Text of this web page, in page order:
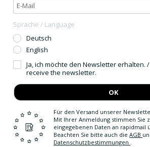
Sprache / Language
Deutsch
English
Ja, ich möchte den Newsletter erhalten.
receive the newsletter.
OK
Für den Versand unserer
Mit Ihrer Anmeldung stimmen Sie
eingegebenen Daten an
Beachten Sie bitte auch die AGB
Datenschutzbestimmungen .